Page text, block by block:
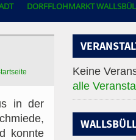
DORFFLOHMARKT
in der
konnte
Keine
alle